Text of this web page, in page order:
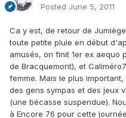
Posted June 5, 2011
Ca y est, de retour de
toute petite pluie en début
amusés, on finit 1er ex
de Bracquemont), et
femme. Mais le plus
des gens sympas et des jeux
(une bécasse suspendue).
à Encore 76 pour cette